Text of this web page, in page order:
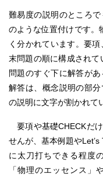
難易度の説明のところ
のような位置付けです。
く分かれています。要
末問題の順に構成されて
問題のすぐ下に解答が
解答は、概念説明の部
の説明に文字が割かれて
要項や基礎CHECKだ
せんが、基本例題や
に太刀打ちできる程度
「物理のエッセンス」